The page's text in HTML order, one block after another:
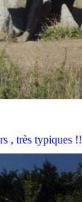
, très typiques !!